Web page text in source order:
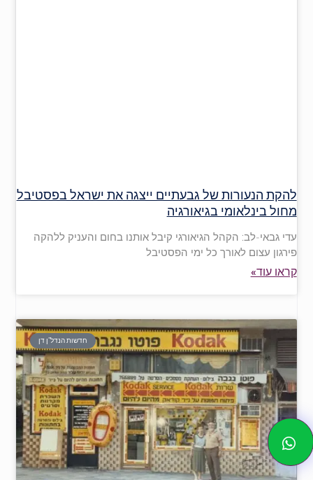
להקת הנעורות של גבעתיים ייצגה את ישראל בפסטיבל
מחול בינלאומי בגיאורגיה
עדי גבאי-לב: הקהל הגיאורגי קיבל אותנו בחום והעניק ללהקה
פירגון עצום לאורך כל ימי הפסטיבל
קראו עוד»
חדשות הנדל"ן דן